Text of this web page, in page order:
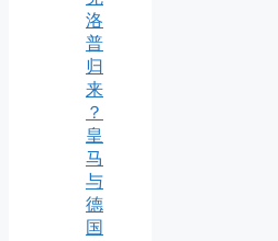
洛
普
归
来
？
皇
马
与
德
国